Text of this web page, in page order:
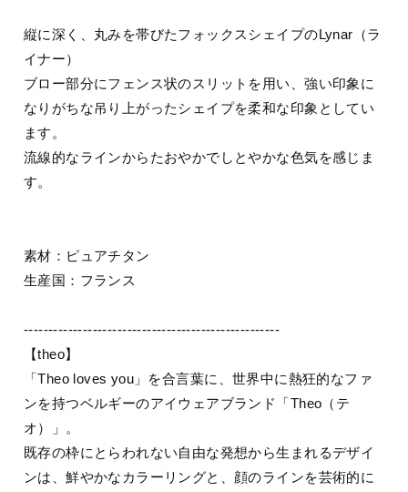
縦に深く、丸みを帯びたフォックスシェイプのLynar（ラ
イナー）
ブロー部分にフェンス状のスリットを用い、強い印象に
なりがちな吊り上がったシェイプを柔和な印象としてい
ます。
流線的なラインからたおやかでしとやかな色気を感じま
す。
素材：ピュアチタン
生産国：フランス
----------------------------------------------------
【theo】
「Theo loves you」を合言葉に、世界中に熱狂的なファ
ンを持つベルギーのアイウェアブランド「Theo（テ
オ）」。
既存の枠にとらわれない自由な発想から生まれるデザイ
ンは、鮮やかなカラーリングと、顔のラインを芸術的に